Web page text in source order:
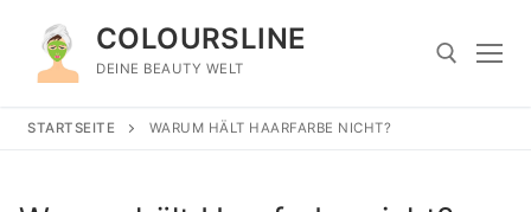
Inhalt
springen
COLOURSLINE
DEINE BEAUTY WELT
STARTSEITE WARUM HÄLT HAARFARBE NICHT?